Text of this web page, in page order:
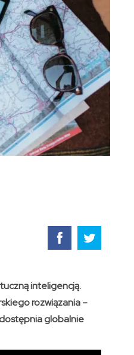
inteligencją.
rozwiązania –
globalnie